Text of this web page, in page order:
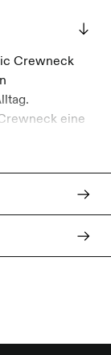
Crewneck
eine
Qualität. Der